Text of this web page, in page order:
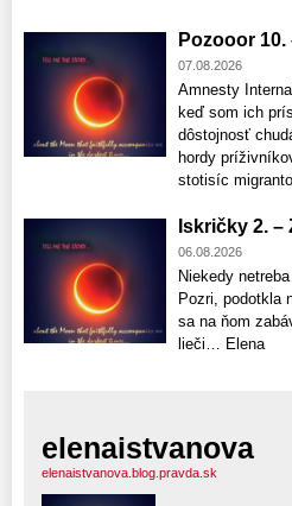
Pozooor
07.08.2026
Amnesty
keď som ich
dôstojnosť
hordy
stotisíc
Iskričky 2.
06.08.2026
Niekedy
Pozri, podotkla
sa na ňom
lieči… Elena
elenaistvanova
elenaistvanova.blog.pravda.sk